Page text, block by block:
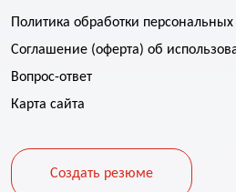
Политика обработки
Соглашение (оферта) об
Вопрос-ответ
Карта сайта
Создать резюме